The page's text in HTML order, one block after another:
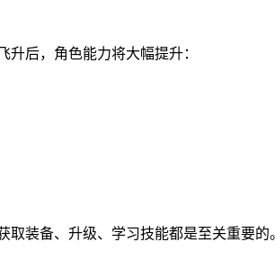
后，角色能力将大幅提升：
装备、升级、学习技能都是至关重要